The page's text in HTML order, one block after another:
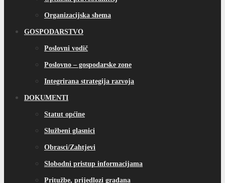
Organizacijska shema
GOSPODARSTVO
Poslovni vodič
Poslovno – gospodarske zone
Integrirana strategija razvoja
DOKUMENTI
Statut općine
Službeni glasnici
Obrasci/Zahtjevi
Slobodni pristup informacijama
Pritužbe, prijedlozi građana